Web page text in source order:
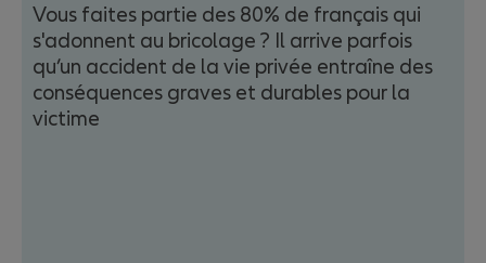
Vous faites partie des 80% de français qui
s'adonnent au bricolage ? Il arrive parfois
qu’un accident de la vie privée entraîne des
conséquences graves et durables pour la
victime